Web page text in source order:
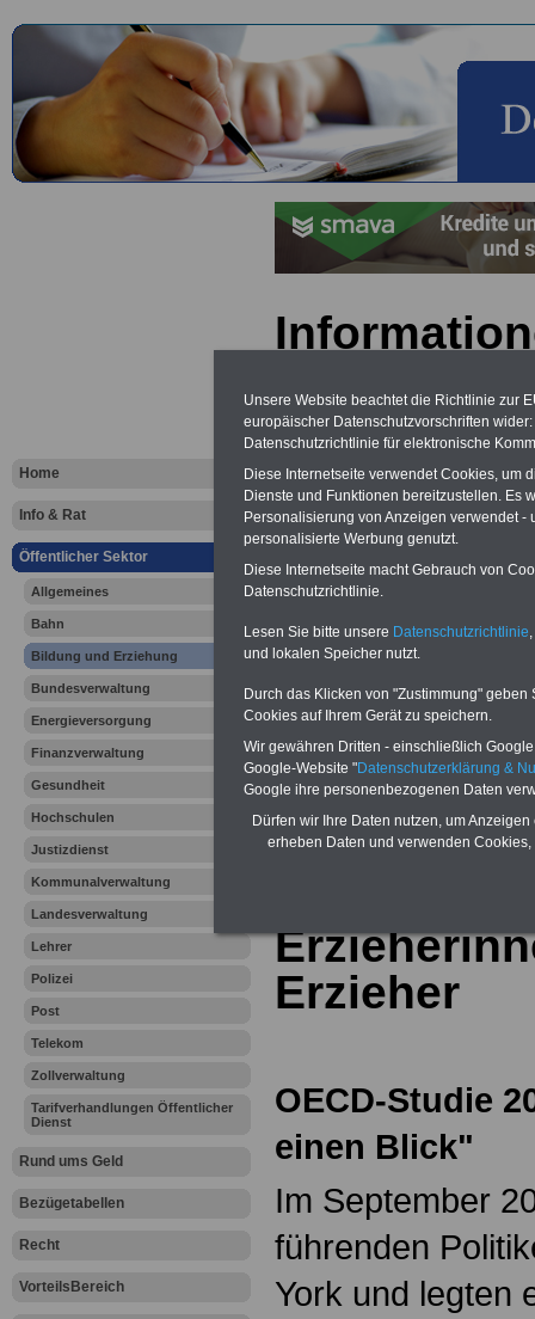
Home
Info & Rat
Öffentlicher Sektor
Allgemeines
Bahn
Bildung und Erziehung
Bundesverwaltung
Energieversorgung
Finanzverwaltung
Gesundheit
Hochschulen
Justizdienst
Kommunalverwaltung
Landesverwaltung
Lehrer
Polizei
Post
Telekom
Zollverwaltung
Tarifverhandlungen Öffentlicher
Dienst
Rund ums Geld
Bezügetabellen
Recht
VorteilsBereich
Erzieher
Vorteile für den
öffentlichen Dienst
Vergleichen und sparen:
-Krankenzusatzversicherung-
Online-Vergleich Gesetzliche
Zahnzusatzversicherung-
Ihr
den Fall der
Leben
Erzieher
OECD-Studie
einen Blick"
Im September
führenden
York und legten
Unsere Website beachtet die Richtlinie zur
europäischer Datenschutzvorschriften
Datenschutzrichtlinie für elektronische
Diese Internetseite verwendet Cookies, um
Dienste und Funktionen bereitzustellen. Es
Personalisierung von Anzeigen verwendet
personalisierte Werbung genutzt.
Diese Internetseite macht Gebrauch von
Datenschutzrichtlinie.
Lesen Sie bitte unsere Datenschutzrichtlinie
und lokalen Speicher nutzt.
Durch das Klicken von "Zustimmung"
Cookies auf Ihrem Gerät zu speichern.
Wir gewähren Dritten - einschließlich
Google-Website "Datenschutzerklärung &
Google ihre personenbezogenen Daten
Dürfen wir Ihre Daten nutzen, um
erheben Daten und verwenden